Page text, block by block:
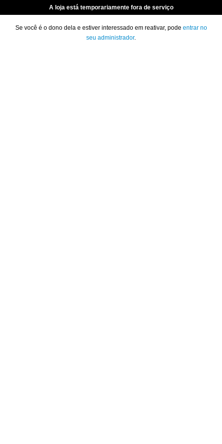
A loja está temporariamente fora de serviço
Se você é o dono dela e estiver interessado em reativar, pode entrar no
seu administrador.